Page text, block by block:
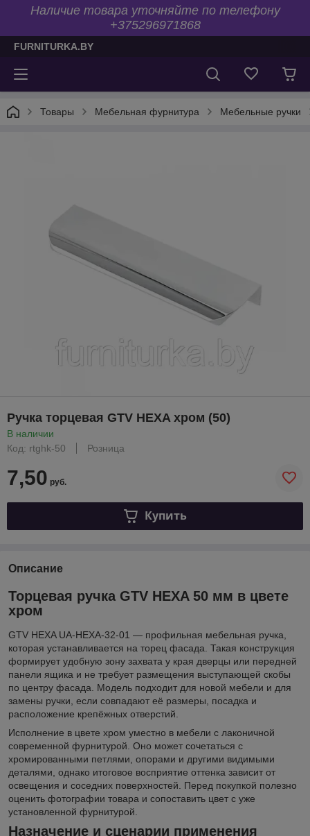
Наличие товара уточняйте по телефону
+375296971868
FURNITURKA.BY
Товары Мебельная фурнитура Мебельные ручки
Ручка торцевая GTV HEXA хром (50)
В наличии
Код: rtghk-50
Розница
7,50 руб.
Купить
Описание
Торцевая ручка GTV HEXA 50 мм в цвете
хром
GTV HEXA UA-HEXA-32-01 — профильная мебельная ручка,
которая устанавливается на торец фасада. Такая конструкция
формирует удобную зону захвата у края дверцы или передней
панели ящика и не требует размещения выступающей скобы
по центру фасада. Модель подходит для новой мебели и для
замены ручки, если совпадают её размеры, посадка и
расположение крепёжных отверстий.
Исполнение в цвете хром уместно в мебели с лаконичной
современной фурнитурой. Оно может сочетаться с
хромированными петлями, опорами и другими видимыми
деталями, однако итоговое восприятие оттенка зависит от
освещения и соседних поверхностей. Перед покупкой полезно
оценить фотографии товара и сопоставить цвет с уже
установленной фурнитурой.
Назначение и сценарии применения